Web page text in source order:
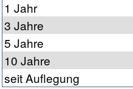
1 Jahr
3 Jahre
5 Jahre
10 Jahre
seit Auflegung